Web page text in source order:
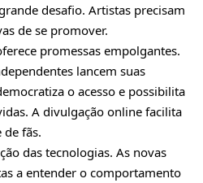
desafio. Artistas precisam
de se promover.
promessas empolgantes.
lancem suas
o acesso e possibilita
A divulgação online facilita
de fãs.
das tecnologias. As novas
a entender o comportamento